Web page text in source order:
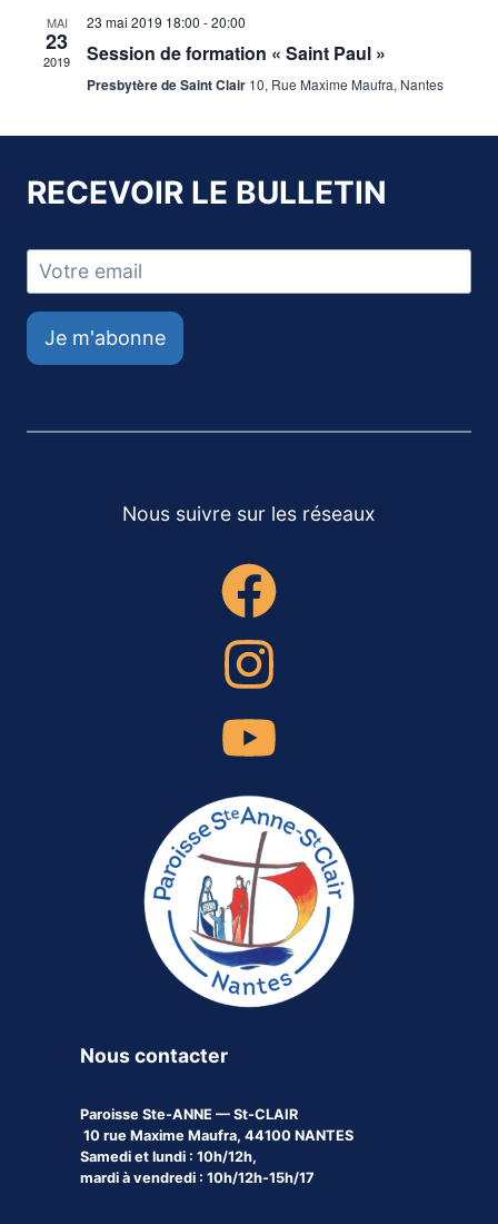
MAI
23
2019
23 mai 2019 18:00 -20:00
Session de formation « Saint Paul »
Presbytère de Saint Clair 10, Rue Maxime Maufra, Nantes
RECEVOIR LE BULLETIN
Je m'abonne
Nous suivre sur les réseaux
Nous contacter
Paroisse Ste-ANNE — St-CLAIR
10 rue Maxime Maufra, 44100 NANTES
Samedi et lundi : 10h/12h,
mardi à vendredi : 10h/12h-15h/17